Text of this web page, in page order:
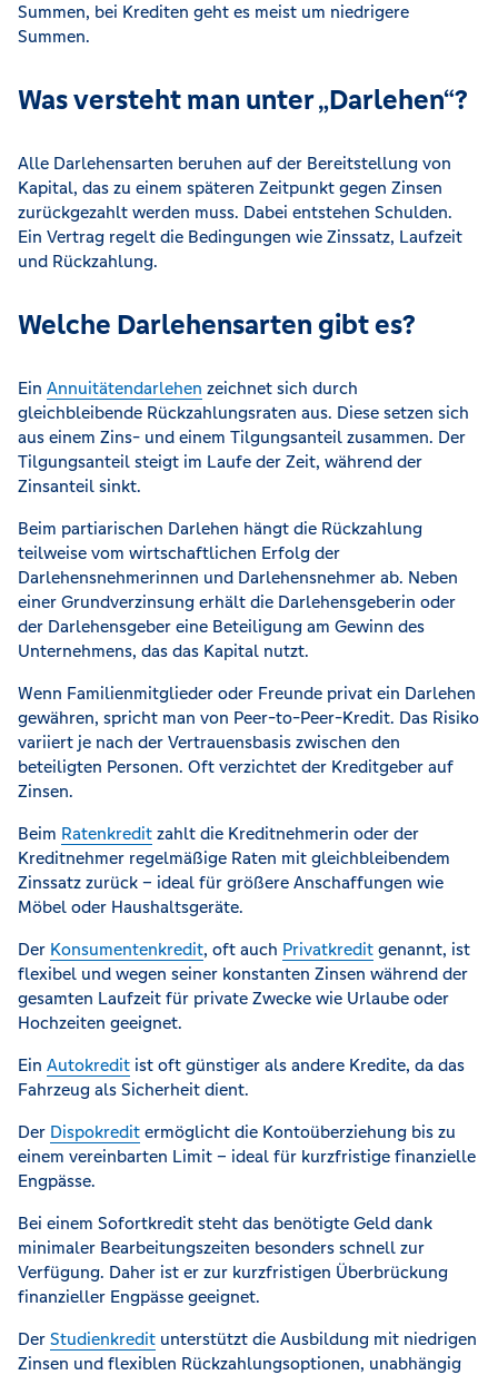
Summen, bei Krediten geht es meist um niedrigere
Summen.
Was versteht man unter „Darlehen“?
Alle Darlehensarten beruhen auf der Bereitstellung von
Kapital, das zu einem späteren Zeitpunkt gegen Zinsen
zurückgezahlt werden muss. Dabei entstehen Schulden.
Ein Vertrag regelt die Bedingungen wie Zinssatz, Laufzeit
und Rückzahlung.
Welche Darlehensarten gibt es?
Ein Annuitätendarlehen zeichnet sich durch
gleichbleibende Rückzahlungsraten aus. Diese setzen sich
aus einem Zins- und einem Tilgungsanteil zusammen. Der
Tilgungsanteil steigt im Laufe der Zeit, während der
Zinsanteil sinkt.
Beim partiarischen Darlehen hängt die Rückzahlung
teilweise vom wirtschaftlichen Erfolg der
Darlehensnehmerinnen und Darlehensnehmer ab. Neben
einer Grundverzinsung erhält die Darlehensgeberin oder
der Darlehensgeber eine Beteiligung am Gewinn des
Unternehmens, das das Kapital nutzt.
Wenn Familienmitglieder oder Freunde privat ein Darlehen
gewähren, spricht man von Peer-to-Peer-Kredit. Das Risiko
variiert je nach der Vertrauensbasis zwischen den
beteiligten Personen. Oft verzichtet der Kreditgeber auf
Zinsen.
Beim Ratenkredit zahlt die Kreditnehmerin oder der
Kreditnehmer regelmäßige Raten mit gleichbleibendem
Zinssatz zurück – ideal für größere Anschaffungen wie
Möbel oder Haushaltsgeräte.
Der Konsumentenkredit, oft auch Privatkredit genannt, ist
flexibel und wegen seiner konstanten Zinsen während der
gesamten Laufzeit für private Zwecke wie Urlaube oder
Hochzeiten geeignet.
Ein Autokredit ist oft günstiger als andere Kredite, da das
Fahrzeug als Sicherheit dient.
Der Dispokredit ermöglicht die Kontoüberziehung bis zu
einem vereinbarten Limit – ideal für kurzfristige finanzielle
Engpässe.
Bei einem Sofortkredit steht das benötigte Geld dank
minimaler Bearbeitungszeiten besonders schnell zur
Verfügung. Daher ist er zur kurzfristigen Überbrückung
finanzieller Engpässe geeignet.
Der Studienkredit unterstützt die Ausbildung mit niedrigen
Zinsen und flexiblen Rückzahlungsoptionen, unabhängig